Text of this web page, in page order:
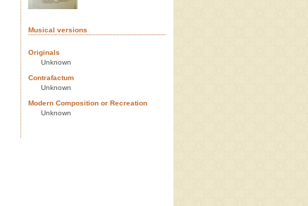
Musical versions
Originals
Unknown
Contrafactum
Unknown
Modern Composition or Recreation
Unknown